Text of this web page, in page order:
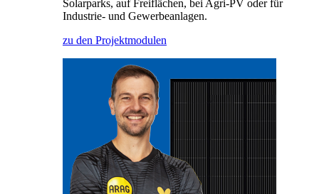
Solarparks, auf Freiflächen, bei Agri-PV oder für
Industrie- und Gewerbeanlagen.
zu den Projektmodulen